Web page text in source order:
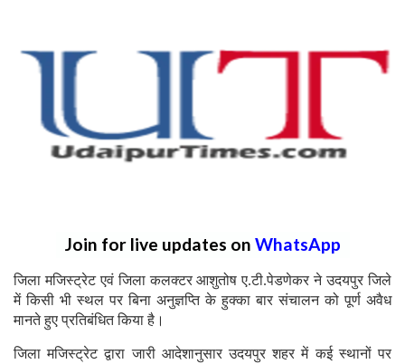
Join for live updates on WhatsApp
जिला मजिस्ट्रेट एवं जिला कलक्टर आशुतोष ए.टी.पेडणेकर ने उदयपुर जिले
में किसी भी स्थल पर बिना अनुज्ञप्ति के हुक्का बार संचालन को पूर्ण अवैध
मानते हुए प्रतिबंधित किया है।
जिला मजिस्ट्रेट द्वारा जारी आदेशानुसार उदयपुर शहर में कई स्थानों पर